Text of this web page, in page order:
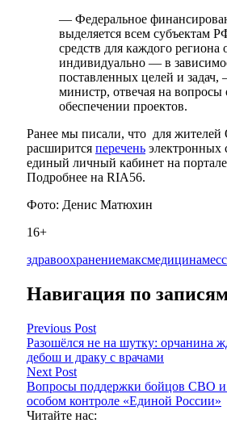
— Федеральное
выделяется всем субъектам
средств для каждого региона
индивидуально — в
поставленных целей и
министр, отвечая на вопросы
обеспечении проектов.
Ранее мы писали, что для жителей
расширится перечень электронных
единый личный кабинет на портале
Подробнее на RIA56.
Фото: Денис Матюхин
16+
здравоохранениемаксмедицина
Навигация по
Previous Post
Разошёлся не на шутку: орчанина
дебош и драку с врачами
Next Post
Вопросы поддержки бойцов СВО
особом контроле «Единой России»
Читайте нас: